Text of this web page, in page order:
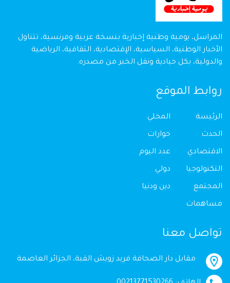
المراسل، يومية وطنية إخبارية بنسخة عربية وفرنسية، تتناول
الأخبار الوطنية، السياسية، الإقتصادية، الثقافية، الرياضية
والدولية، بكل حيادية ونقل الخبر من مصدره.
روابط الموقع
الرئيسة
الحدث
الاقتصادي
التكنولوجيا
المجتمع
مساهمات
المحلي
حوارات
عدد اليوم
دولي
دين ودنيا
تواصل معنا
مقابل دار الصحافة فريد زويش القبة، الجزائر العاصمة